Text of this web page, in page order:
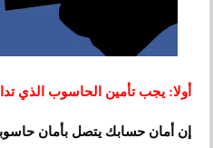
أولا: يجب تأمين الحاسوب الذي
إن أمان حسابك يتصل بأمان